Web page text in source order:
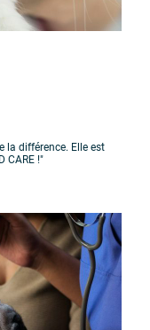
la différence. Elle est
CARE !"